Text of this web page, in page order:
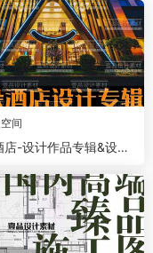
间
店-设计作品专辑&设计